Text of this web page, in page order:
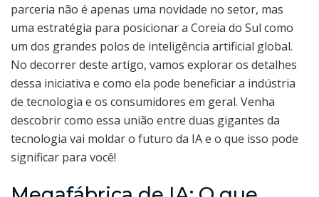
parceria não é apenas uma novidade no setor, mas
uma estratégia para posicionar a Coreia do Sul como
um dos grandes polos de inteligência artificial global.
No decorrer deste artigo, vamos explorar os detalhes
dessa iniciativa e como ela pode beneficiar a indústria
de tecnologia e os consumidores em geral. Venha
descobrir como essa união entre duas gigantes da
tecnologia vai moldar o futuro da IA e o que isso pode
significar para você!